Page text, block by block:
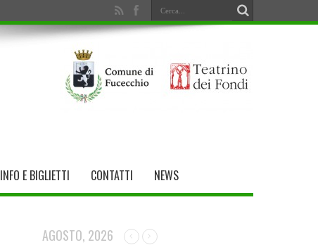
INFO E BIGLIETTI CONTATTI NEWS
AGOSTO, 2026